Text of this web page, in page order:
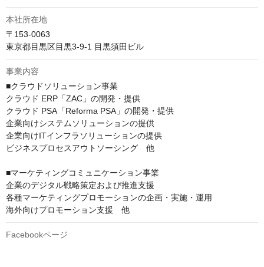
本社所在地
〒153-0063
東京都目黒区目黒3-9-1 目黒須田ビル
事業内容
■クラウドソリューション事業
クラウド ERP「ZAC」の開発・提供
クラウド PSA「Reforma PSA」の開発・提供
企業向けシステムソリューションの提供
企業向けITインフラソリューションの提供
ビジネスプロセスアウトソーシング　他
■マーケティングコミュニケーション事業
企業のデジタル戦略策定および推進支援
各種マーケティングプロモーションの企画・実施・運用
海外向けプロモーション支援　他
Facebookページ